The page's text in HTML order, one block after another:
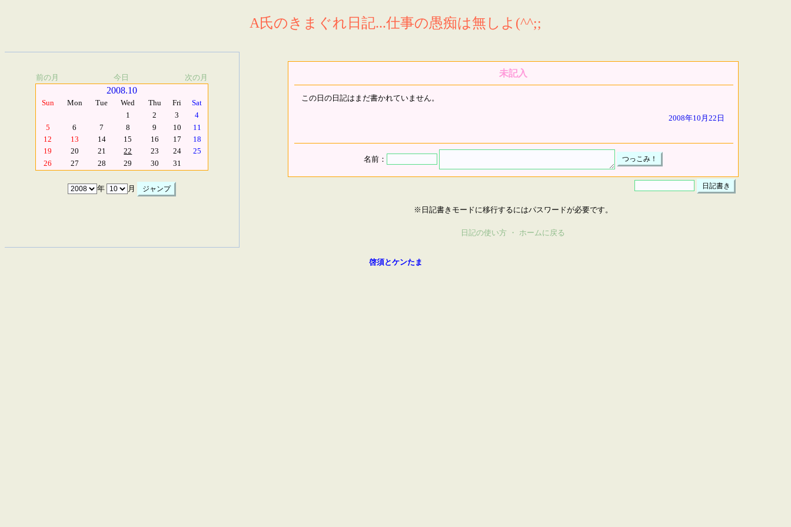
A氏のきまぐれ日記...仕事の愚痴は無しよ(^^;;
前の月 今日 次の月
2008.10
Sun Mon Tue Wed Thu Fri
Sat
1
2 3
4
5
6 7 8 9 10
11
12
13 14 15 16 17
18
19
20 21 22 23 24
25
26
27 28 29 30 31
年 月
未記入
この日の日記はまだ書かれていません。
2008年10月22日
名前：
※日記書きモードに移行するにはパスワードが必要です。
日記の使い方 ・ ホームに戻る
啓須とケンたま